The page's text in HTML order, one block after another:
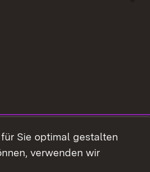
Sie optimal gestalten
verwenden wir